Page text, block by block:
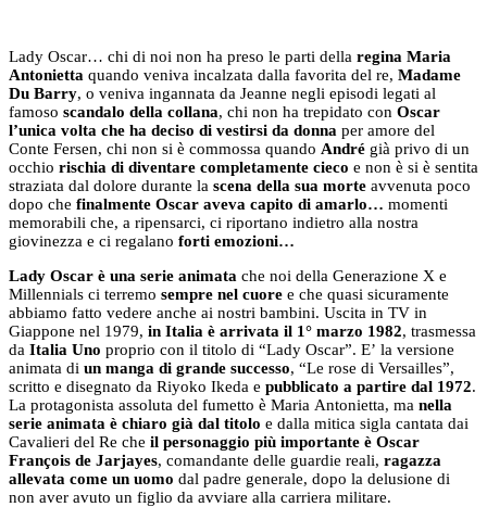
Lady Oscar… chi di noi non ha preso le parti della regina Maria
Antonietta quando veniva incalzata dalla favorita del re, Madame
Du Barry, o veniva ingannata da Jeanne negli episodi legati al
famoso scandalo della collana, chi non ha trepidato con Oscar
l’unica volta che ha deciso di vestirsi da donna per amore del
Conte Fersen, chi non si è commossa quando André già privo di un
occhio rischia di diventare completamente cieco e non è si è sentita
straziata dal dolore durante la scena della sua morte avvenuta poco
dopo che finalmente Oscar aveva capito di amarlo… momenti
memorabili che, a ripensarci, ci riportano indietro alla nostra
giovinezza e ci regalano forti emozioni…
Lady Oscar è una serie animata che noi della Generazione X e
Millennials ci terremo sempre nel cuore e che quasi sicuramente
abbiamo fatto vedere anche ai nostri bambini. Uscita in TV in
Giappone nel 1979, in Italia è arrivata il 1° marzo 1982, trasmessa
da Italia Uno proprio con il titolo di “Lady Oscar”. E’ la versione
animata di un manga di grande successo, “Le rose di Versailles”,
scritto e disegnato da Riyoko Ikeda e pubblicato a partire dal 1972.
La protagonista assoluta del fumetto è Maria Antonietta, ma nella
serie animata è chiaro già dal titolo e dalla mitica sigla cantata dai
Cavalieri del Re che il personaggio più importante è Oscar
François de Jarjayes, comandante delle guardie reali, ragazza
allevata come un uomo dal padre generale, dopo la delusione di
non aver avuto un figlio da avviare alla carriera militare.